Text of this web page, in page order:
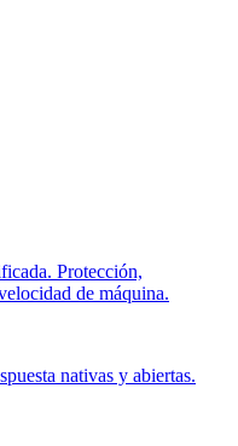
Protección,
de máquina.
nativas y abiertas.